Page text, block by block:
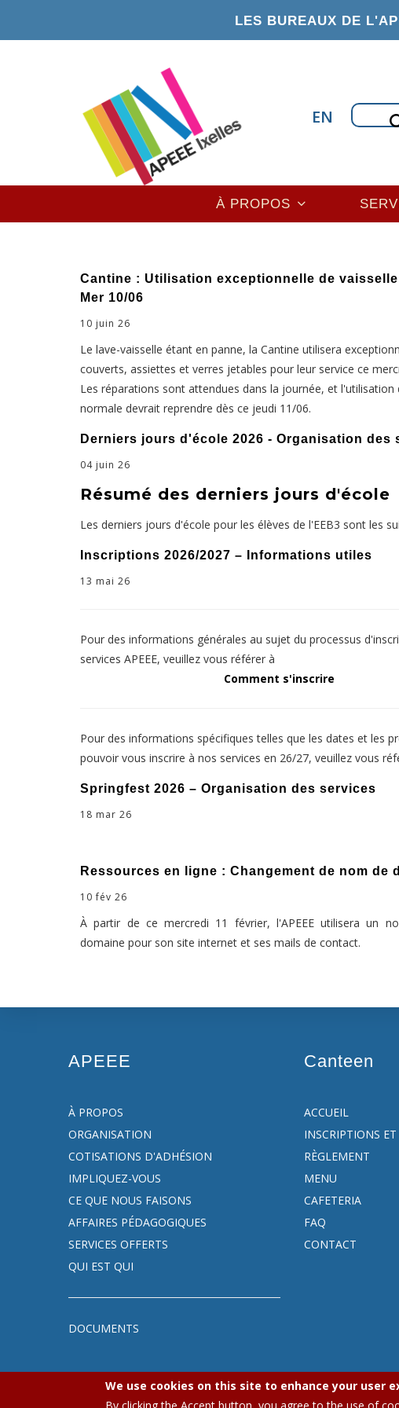
LES BUREAUX DE
EN
navigation
À PROPOS
Cantine : Utilisation exceptionnelle de
Mer 10/06
10 juin 26
Le lave-vaisselle étant en panne, la Cantine utilisera
couverts, assiettes et verres jetables pour leur service ce
Les réparations sont attendues dans la journée, et l'utilisation
normale devrait reprendre dès ce jeudi 11/06.
Derniers jours d'école 2026 - Organisation des
04 juin 26
Résumé des derniers jours d'école
Les derniers jours d'école pour les élèves de l'EEB3 sont les
Inscriptions 2026/2027 – Informations utiles
13 mai 26
Pour des informations générales au sujet du processus
services APEEE, veuillez vous référer à
Comment s'inscrire
Pour des informations spécifiques telles que les dates et les
pouvoir vous inscrire à nos services en 26/27, veuillez vous
Springfest 2026 – Organisation des services
18 mar 26
Ressources en ligne : Changement de nom de
10 fév 26
À partir de ce mercredi 11 février, l'APEEE utilisera un
domaine pour son site internet et ses mails de contact.
APEEE
À PROPOS
ORGANISATION
COTISATIONS D'ADHÉSION
IMPLIQUEZ-VOUS
CE QUE NOUS FAISONS
AFFAIRES PÉDAGOGIQUES
SERVICES OFFERTS
QUI EST QUI
DOCUMENTS
Canteen
ACCUEIL
INSCRIPTIONS ET
RÈGLEMENT
MENU
CAFETERIA
FAQ
CONTACT
APEEE
We use cookies on this site to enhance your user